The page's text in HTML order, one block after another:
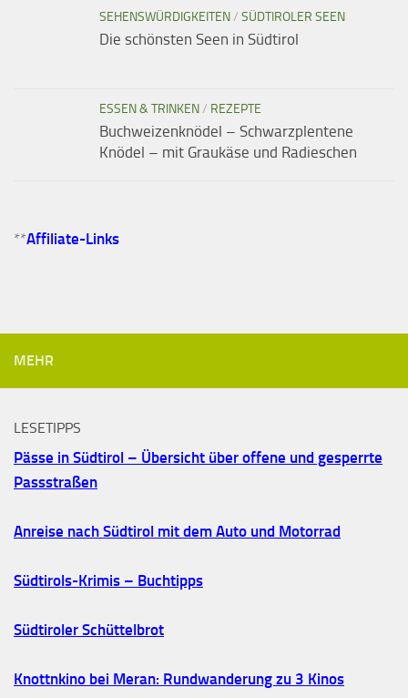
SEHENSWÜRDIGKEITEN/ SÜDTIROLER SEEN
Die schönsten Seen in Südtirol
ESSEN & TRINKEN/ REZEPTE
Buchweizenknödel – Schwarzplentene
Knödel – mit Graukäse und Radieschen
**Affiliate-Links
MEHR
LESETIPPS
Pässe in Südtirol – Übersicht über offene und gesperrte
Passstraßen
Anreise nach Südtirol mit dem Auto und Motorrad
Südtirols-Krimis – Buchtipps
Südtiroler Schüttelbrot
Knottnkino bei Meran: Rundwanderung zu 3 Kinos